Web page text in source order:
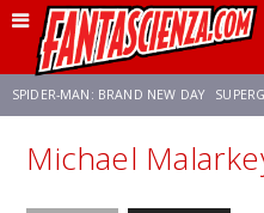
SPIDER-MAN: BRAND NEW DAY
FRANCO RICCIARDIELLO ZENDAYA
Michael